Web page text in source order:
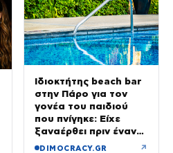
Ιδιοκτήτης beach bar
στην Πάρο για τον
γονέα του παιδιού
που πνίγηκε: Είχε
ξαναέρθει πριν έναν
μήνα και
DIMOCRACY.GR ↗